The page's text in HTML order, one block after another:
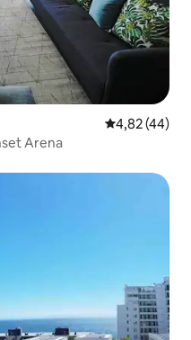
Gemiddelde
4,82 (44)
Arena